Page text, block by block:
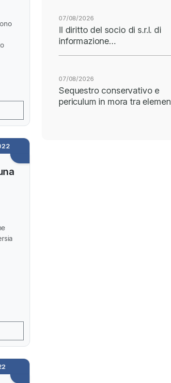
07/08/2026
Il diritto del socio di s.r.l. di
informazione…
07/08/2026
Sequestro conservativo e
periculum in mora tra